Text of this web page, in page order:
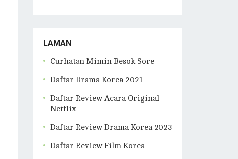
LAMAN
Curhatan Mimin Besok Sore
Daftar Drama Korea 2021
Daftar Review Acara Original
Netflix
Daftar Review Drama Korea 2023
Daftar Review Film Korea